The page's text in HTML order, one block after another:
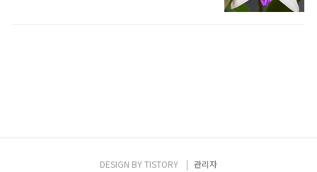
DESIGN BYTISTORY 관리자